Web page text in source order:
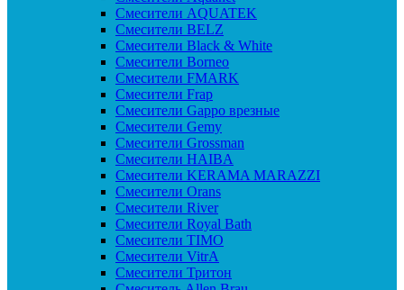
Смесители AQUATEK
Смесители BELZ
Смесители Black & White
Смесители Borneo
Смесители FMARK
Смесители Frap
Смесители Gappo врезные
Смесители Gemy
Смесители Grossman
Смесители HAIBA
Смесители KERAMA MARAZZI
Смесители Orans
Смесители River
Смесители Royal Bath
Смесители TIMO
Смесители VitrA
Смесители Тритон